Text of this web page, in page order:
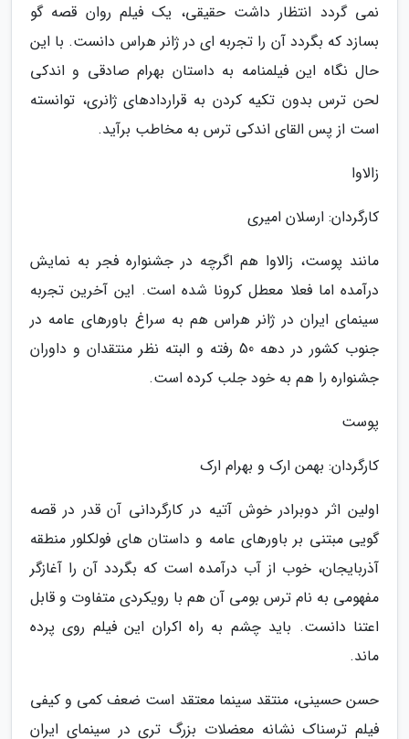
نمی گردد انتظار داشت حقیقی، یک فیلم روان قصه گو
بسازد که بگردد آن را تجربه ای در ژانر هراس دانست. با این
حال نگاه این فیلمنامه به داستان بهرام صادقی و اندکی
لحن ترس بدون تکیه کردن به قراردادهای ژانری، توانسته
است از پس القای اندکی ترس به مخاطب برآید.
زالاوا
کارگردان: ارسلان امیری
مانند پوست، زالاوا هم اگرچه در جشنواره فجر به نمایش
درآمده اما فعلا معطل کرونا شده است. این آخرین تجربه
سینمای ایران در ژانر هراس هم به سراغ باورهای عامه در
جنوب کشور در دهه 50 رفته و البته نظر منتقدان و داوران
جشنواره را هم به خود جلب کرده است.
پوست
کارگردان: بهمن ارک و بهرام ارک
اولین اثر دوبرادر خوش آتیه در کارگردانی آن قدر در قصه
گویی مبتنی بر باورهای عامه و داستان های فولکلور منطقه
آذربایجان، خوب از آب درآمده است که بگردد آن را آغازگر
مفهومی به نام ترس بومی آن هم با رویکردی متفاوت و قابل
اعتنا دانست. باید چشم به راه اکران این فیلم روی پرده
ماند.
حسن حسینی، منتقد سینما معتقد است ضعف کمی و کیفی
فیلم ترسناک نشانه معضلات بزرگ تری در سینمای ایران